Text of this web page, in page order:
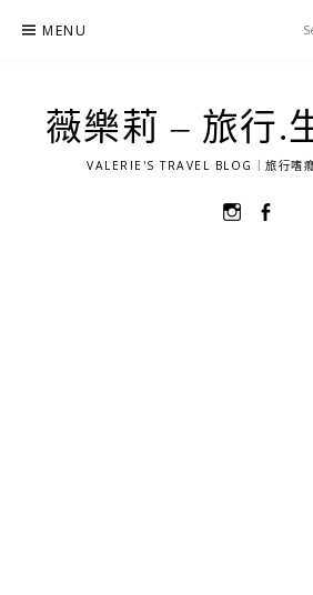
MENU
薇樂莉 – 旅行.
VALERIE'S TRAVEL BLOG｜旅行嗜
選